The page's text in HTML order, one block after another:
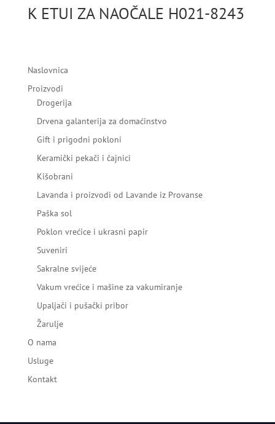
K ETUI ZA NAOČALE H021-8243
Naslovnica
Proizvodi
Drogerija
Drvena galanterija za domaćinstvo
Gift i prigodni pokloni
Keramički pekači i čajnici
Kišobrani
Lavanda i proizvodi od Lavande iz Provanse
Paška sol
Poklon vrećice i ukrasni papir
Suveniri
Sakralne svijeće
Vakum vrećice i mašine za vakumiranje
Upaljači i pušački pribor
Žarulje
O nama
Usluge
Kontakt